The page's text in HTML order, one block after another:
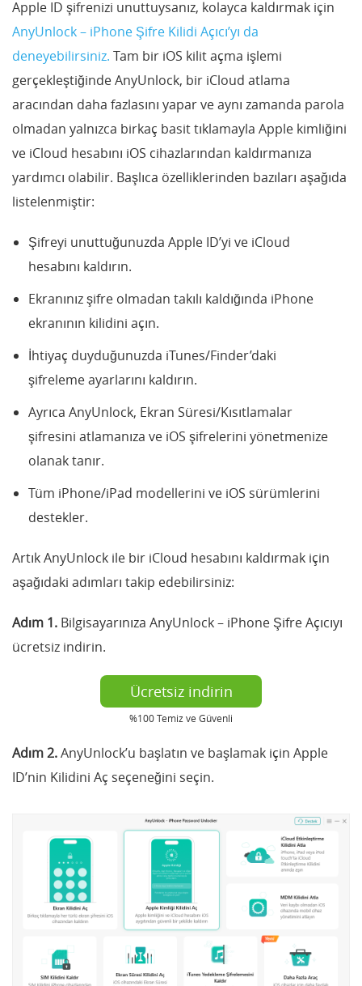
Apple ID şifrenizi unuttuysanız, kolayca kaldırmak için
AnyUnlock – iPhone Şifre Kilidi Açıcı’yı da
deneyebilirsiniz. Tam bir iOS kilit açma işlemi
gerçekleştiğinde AnyUnlock, bir iCloud atlama
aracından daha fazlasını yapar ve aynı zamanda parola
olmadan yalnızca birkaç basit tıklamayla Apple kimliğini
ve iCloud hesabını iOS cihazlarından kaldırmanıza
yardımcı olabilir. Başlıca özelliklerinden bazıları aşağıda
listelenmiştir:
Şifreyi unuttuğunuzda Apple ID’yi ve iCloud
hesabını kaldırın.
Ekranınız şifre olmadan takılı kaldığında iPhone
ekranının kilidini açın.
İhtiyaç duyduğunuzda iTunes/Finder’daki
şifreleme ayarlarını kaldırın.
Ayrıca AnyUnlock, Ekran Süresi/Kısıtlamalar
şifresini atlamanıza ve iOS şifrelerini yönetmenize
olanak tanır.
Tüm iPhone/iPad modellerini ve iOS sürümlerini
destekler.
Artık AnyUnlock ile bir iCloud hesabını kaldırmak için
aşağıdaki adımları takip edebilirsiniz:
Adım 1. Bilgisayarınıza AnyUnlock – iPhone Şifre Açıcıyı
ücretsiz indirin.
Ücretsiz indirin
%100 Temiz ve Güvenli
Adım 2.AnyUnlock’u başlatın ve başlamak için Apple
ID’nin Kilidini Aç seçeneğini seçin.